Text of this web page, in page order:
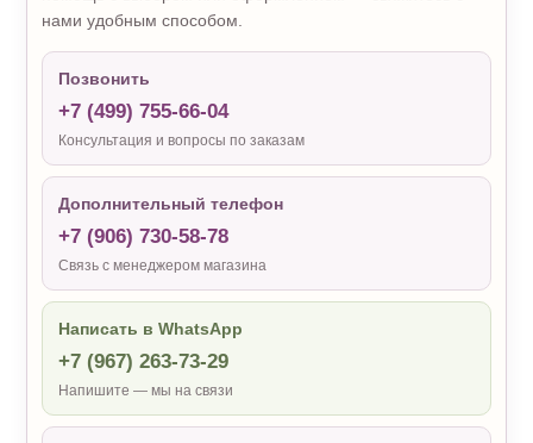
нами удобным способом.
Позвонить
+7 (499) 755-66-04
Консультация и вопросы по заказам
Дополнительный телефон
+7 (906) 730-58-78
Связь с менеджером магазина
Написать в WhatsApp
+7 (967) 263-73-29
Напишите — мы на связи